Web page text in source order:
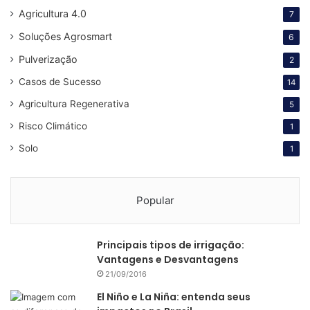
cinco anos, conforme mostram dados da ABIC.
crescimento das certificações é impulsionado pelos
grandes mercados consumidores
União Europeia e Japão.
Agricultura 4.0 7
Soluções Agrosmart 6
Pulverização 2
Casos de Sucesso 14
Agricultura Regenerativa 5
Risco Climático 1
Solo 1
Popular
Principais tipos de irrigação:
Vantagens e Desvantagens
21/09/2016
El Niño e La Niña: entenda seus